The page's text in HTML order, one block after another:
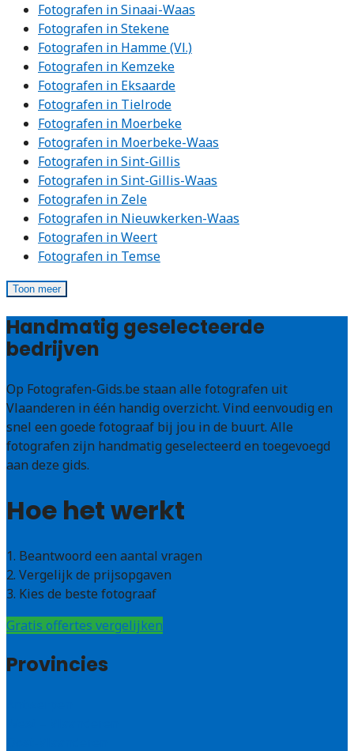
Fotografen in Sinaai-Waas
Fotografen in Stekene
Fotografen in Hamme (Vl.)
Fotografen in Kemzeke
Fotografen in Eksaarde
Fotografen in Tielrode
Fotografen in Moerbeke
Fotografen in Moerbeke-Waas
Fotografen in Sint-Gillis
Fotografen in Sint-Gillis-Waas
Fotografen in Zele
Fotografen in Nieuwkerken-Waas
Fotografen in Weert
Fotografen in Temse
Toon meer
Handmatig geselecteerde
bedrijven
Op Fotografen-Gids.be staan alle fotografen uit
Vlaanderen in één handig overzicht. Vind eenvoudig en
snel een goede fotograaf bij jou in de buurt. Alle
fotografen zijn handmatig geselecteerd en toegevoegd
aan deze gids.
Hoe het werkt
1. Beantwoord een aantal vragen
2. Vergelijk de prijsopgaven
3. Kies de beste fotograaf
Gratis offertes vergelijken
Provincies